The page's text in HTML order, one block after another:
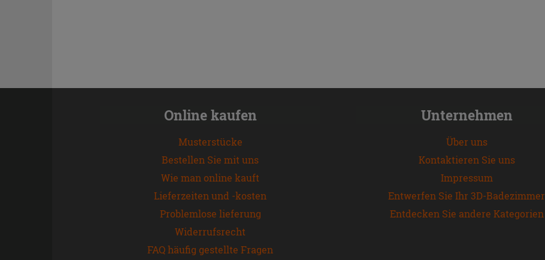
Online kaufen
Musterstücke
Bestellen Sie mit uns
Wie man online kauft
Lieferzeiten und -kosten
Problemlose lieferung
Widerrufsrecht
FAQ häufig gestellte Fragen
Unternehmen
Über uns
Kontaktieren Sie uns
Impressum
Entwerfen Sie Ihr 3D-Badezimmer
Entdecken Sie andere Kategorien